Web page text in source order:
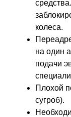
колеса.
на один
подачи
Плохой
сугроб).